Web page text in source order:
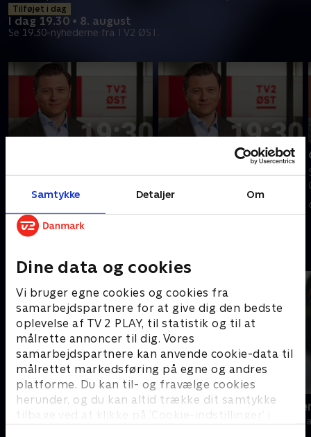
Samtykke Detaljer Om
Dine data og cookies
Vi bruger egne cookies og cookies fra
samarbejdspartnere for at give dig den bedste
oplevelse af TV 2 PLAY, til statistik og til at
målrette annoncer til dig. Vores
samarbejdspartnere kan anvende cookie-data til
målrettet markedsføring på egne og andres
platforme. Du kan til- og fravælge cookies
herunder, og du kan altid trække dit samtykke
tilbage ved at klikke på ’Cookie-indstillinger’ i
Tilføjet i dag
I dag 19.30 • 8. august
Se 19.30-nyhederne fra TV2 ØST.
I dag • 11 min
ØST.
I går • 22 min
19 News
Nyheder
Sporten -
Nyheder &